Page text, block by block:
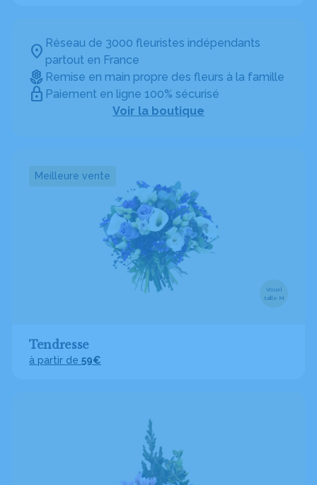
Réseau de 3000 fleuristes indépendants
partout en France
Remise en main propre des fleurs à la famille
Paiement en ligne 100% sécurisé
Voir la boutique
Meilleure vente
Visuel
taille M
Tendresse
à partir de 59€